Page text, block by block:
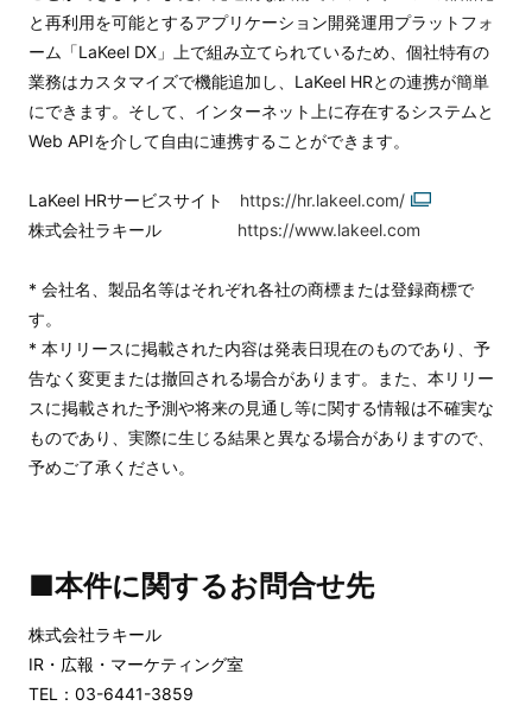
と再利用を可能とするアプリケーション開発運用プラットフォ
ーム「LaKeel DX」上で組み立てられているため、個社特有の
業務はカスタマイズで機能追加し、LaKeel HRとの連携が簡単
にできます。そして、インターネット上に存在するシステムと
Web APIを介して自由に連携することができます。
LaKeel HRサービスサイト https://hr.lakeel.com/
株式会社ラキール https://www.lakeel.com
* 会社名、製品名等はそれぞれ各社の商標または登録商標で
す。
* 本リリースに掲載された内容は発表日現在のものであり、予
告なく変更または撤回される場合があります。また、本リリー
スに掲載された予測や将来の見通し等に関する情報は不確実な
ものであり、実際に生じる結果と異なる場合がありますので、
予めご了承ください。
■本件に関するお問合せ先
株式会社ラキール
IR・広報・マーケティング室
TEL：03-6441-3859